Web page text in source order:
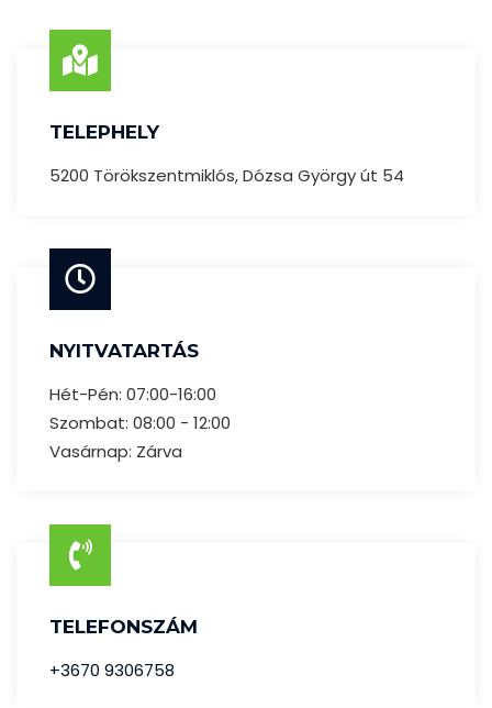
TELEPHELY
5200 Törökszentmiklós, Dózsa György út 54
NYITVATARTÁS
Hét-Pén: 07:00-16:00
Szombat: 08:00 - 12:00
Vasárnap: Zárva
TELEFONSZÁM
+3670 9306758